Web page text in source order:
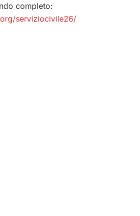
completo:
serviziocivile26/